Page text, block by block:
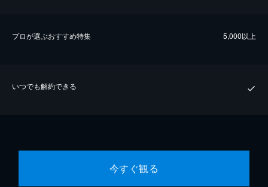
プロが選ぶおすすめ特集 5,000以上
いつでも解約できる
今すぐ観る